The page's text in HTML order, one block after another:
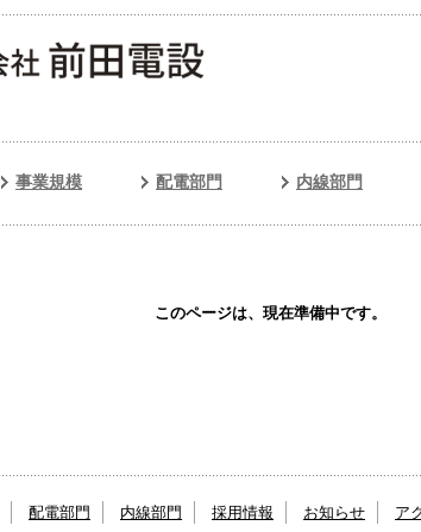
事業規模 配電部門 内線部門
このページは、現在準備中です。
配電部門 内線部門 採用情報 お知らせ ア